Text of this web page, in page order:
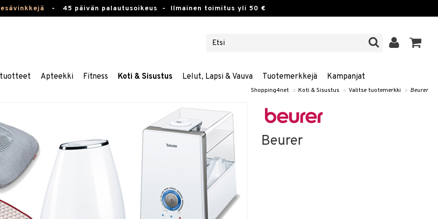
- 45 päivän palautusoikeus - Ilmainen toimitus yli 50 €
Apteekki Fitness Koti & Sisustus Lelut, Lapsi & Vauva Tuotemerkkejä Kampanjat
Shopping4net » Koti & Sisustus » Valitse tuotemerkki » Beurer
Beurer